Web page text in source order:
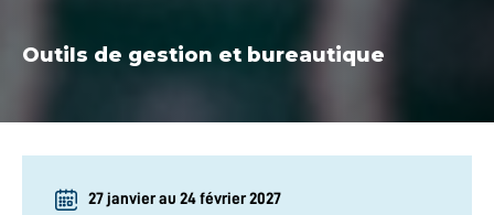
Outils de gestion et bureautique
27 janvier au 24 février 2027